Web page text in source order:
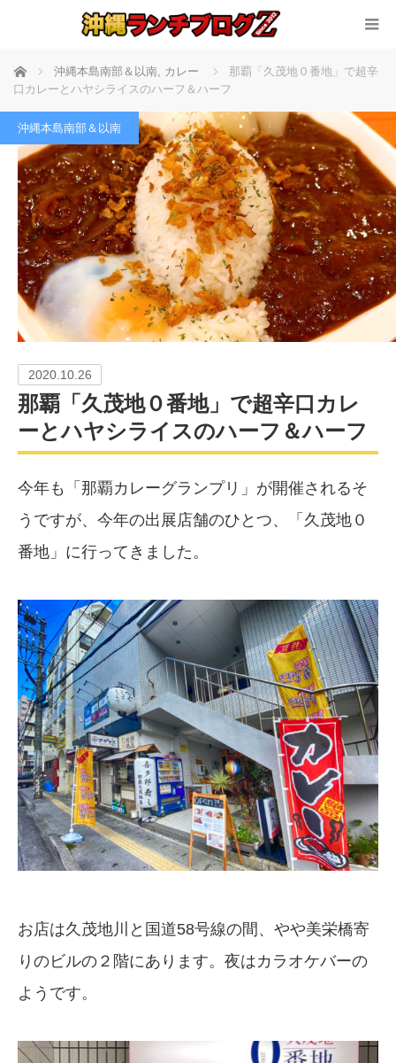
ホーム 沖縄本島南部＆以南, カレー
那覇「久茂地０番地」で超辛
口カレーとハヤシライスのハーフ＆ハーフ
沖縄本島南部＆以南
2020.10.26
那覇「久茂地０番地」で超辛口カレ
ーとハヤシライスのハーフ＆ハーフ
今年も「那覇カレーグランプリ」が開催されるそ
うですが、今年の出展店舗のひとつ、「久茂地０
番地」に行ってきました。
お店は久茂地川と国道58号線の間、やや美栄橋寄
りのビルの２階にあります。夜はカラオケバーの
ようです。